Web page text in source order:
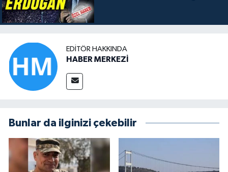
EDITÖR HAKKINDA
HABER MERKEZİ
Bunlar da ilginizi çekebilir